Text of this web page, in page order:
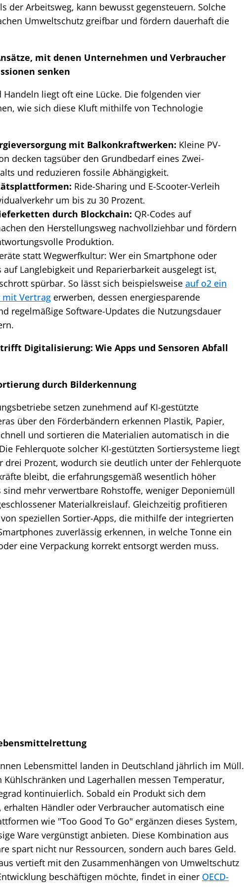
der Arbeitsweg, kann bewusst gegensteuern. Solche
Umweltschutz greifbar und fördern dauerhaft die
mit denen Unternehmen und Verbraucher
senken
Handeln liegt oft eine Lücke. Die folgenden vier
wie sich diese Kluft mithilfe von Technologie
mit Balkonkraftwerken: Kleine PV-
decken tagsüber den Grundbedarf eines Zwei-
und reduzieren fossile Abhängigkeit.
Ride-Sharing und E-Scooter-Verleih
um bis zu 30 Prozent.
durch Blockchain: QR-Codes auf
den Herstellungsweg nachvollziehbar und fördern
Produktion.
statt Wegwerfkultur: Wer ein Smartphone oder
auf Langlebigkeit und Reparierbarkeit ausgelegt ist,
spürbar. So lässt sich beispielsweise auf o2 ein
mit Vertrag erwerben, dessen energiesparende
regelmäßige Software-Updates die Nutzungsdauer
Digitalisierung: Wie Apps und Sensoren Abfall
durch Bilderkennung
setzen zunehmend auf KI-gestützte
über den Förderbändern erkennen Plastik, Papier,
und sortieren die Materialien automatisch in die
Fehlerquote solcher KI-gestützten Sortiersysteme liegt
drei Prozent, wodurch sie deutlich unter der Fehlerquote
bleibt, die erfahrungsgemäß wesentlich höher
sind mehr verwertbare Rohstoffe, weniger Deponiemüll
Materialkreislauf. Gleichzeitig profitieren
speziellen Sortier-Apps, die mithilfe der integrierten
zuverlässig erkennen, in welche Tonne ein
eine Verpackung korrekt entsorgt werden muss.
Lebensmittel landen in Deutschland jährlich im Müll.
Kühlschränken und Lagerhallen messen Temperatur,
kontinuierlich. Sobald ein Produkt sich dem
Händler oder Verbraucher automatisch eine
wie "Too Good To Go" ergänzen dieses System,
Ware vergünstigt anbieten. Diese Kombination aus
spart nicht nur Ressourcen, sondern auch bares Geld.
vertieft mit den Zusammenhängen von Umweltschutz
beschäftigen möchte, findet in einer OECD-